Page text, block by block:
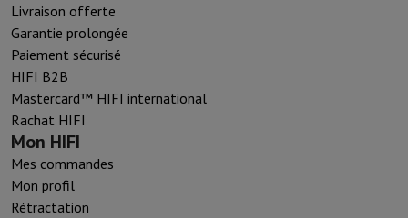
Livraison offerte
Garantie prolongée
Paiement sécurisé
HIFI B2B
Mastercard™ HIFI international
Rachat HIFI
Mon HIFI
Mes commandes
Mon profil
Rétractation